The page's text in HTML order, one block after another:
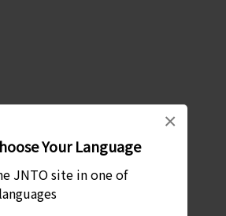
Your Language
JNTO site in one of
×